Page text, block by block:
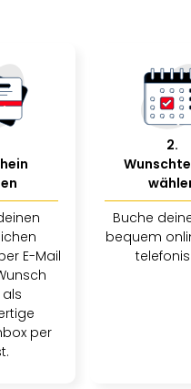
E-Mail
per
2.
Buche
bequem